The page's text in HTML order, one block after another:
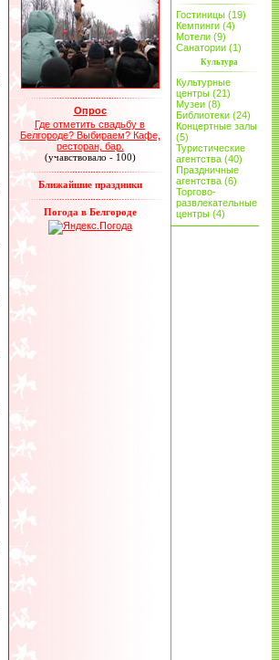
Опрос
Где отметить свадьбу в
Белгороде? Выбираем? Кафе,
ресторан, бар.
(учавствовало - 100)
Ближайшие праздники
Погода в Белгороде
Гостиницы (19)
Кемпинги (4)
Мотели (9)
Санатории (1)
Культура
Культурные
центры (21)
Музеи (8)
Библиотеки (24)
Концертные залы
(5)
Туристические
агентства (40)
Праздничные
агентства (6)
Торгово-
развлекательные
центры (4)